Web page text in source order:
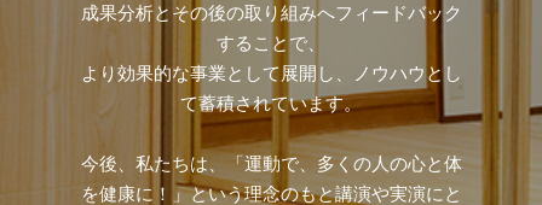
成果分析とその後の取り組みへフィードバック
することで、
より効果的な事業として展開し、ノウハウとし
て蓄積されています。
今後、私たちは、「運動で、多くの人の心と体
を健康に！」という理念のもと講演や実演にと